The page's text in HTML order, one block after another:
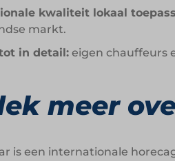
kwaliteit lokaal
markt.
in detail: eigen chauffeurs
meer
is een internationale